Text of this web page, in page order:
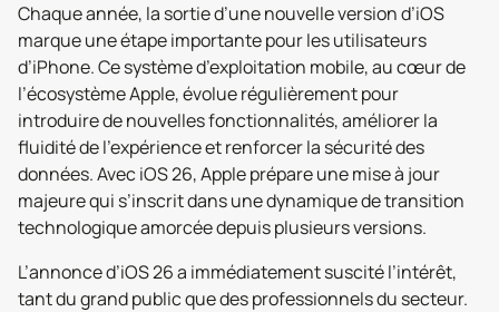
Chaque année, la sortie d’une nouvelle version d’iOS
marque une étape importante pour les utilisateurs
d’iPhone. Ce système d’exploitation mobile, au cœur de
l’écosystème Apple, évolue régulièrement pour
introduire de nouvelles fonctionnalités, améliorer la
fluidité de l’expérience et renforcer la sécurité des
données. Avec iOS 26, Apple prépare une mise à jour
majeure qui s’inscrit dans une dynamique de transition
technologique amorcée depuis plusieurs versions.
L’annonce d’iOS 26 a immédiatement suscité l’intérêt,
tant du grand public que des professionnels du secteur.